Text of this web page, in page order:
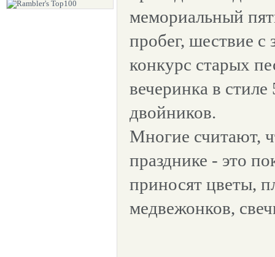
мемориальный
пробег, шествие
конкурс старых
вечеринка в
двойников.
Многие считают,
празднике - это
приносят цветы,
медвежонков,